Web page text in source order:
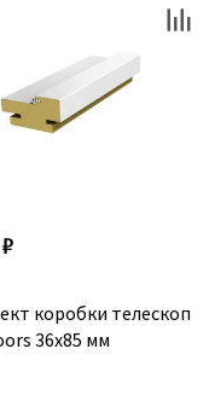
коробки телескоп
36x85 мм